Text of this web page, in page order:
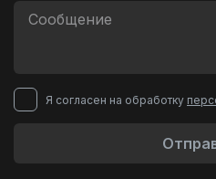
Я согласен на обработку